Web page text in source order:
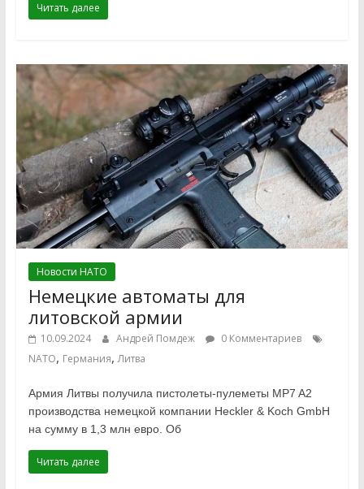
Читать далее
Новости НАТО
Немецкие автоматы для
литовской армии
10.09.2024 Андрей Помдеж
0 Комментариев
NATO, Германия,Литва
Армия Литвы получила пистолеты-пулеметы MP7 A2
производства немецкой компании Heckler & Koch GmbH
на сумму в 1,3 млн евро. Об
Читать далее